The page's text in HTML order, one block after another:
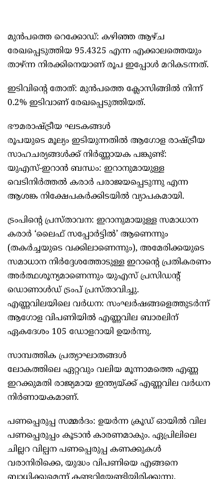
മുൻപത്തെ റെക്കോഡ്: കഴിഞ്ഞ ആഴ്ച
രേഖപ്പെടുത്തിയ 95.4325 എന്ന എക്കാലത്തെയും
താഴ്ന്ന നിരക്കിനെയാണ് രൂപ ഇപ്പോൾ മറികടന്നത്.
ഇടിവിന്റെ തോത്: മുൻപത്തെ ക്ലോസിങ്ങിൽ നിന്ന്
0.2% ഇടിവാണ് രേഖപ്പെടുത്തിയത്.
ഭൗമരാഷ്ട്രീയ ഘടകങ്ങൾ
രൂപയുടെ മൂല്യം ഇടിയുന്നതിൽ ആഗോള രാഷ്ട്രീയ
സാഹചര്യങ്ങൾക്ക് നിർണ്ണായക പങ്കുണ്ട്:
യുഎസ്-ഇറാൻ ബന്ധം: ഇറാനുമായുള്ള
വെടിനിർത്തൽ കരാർ പരാജയപ്പെടുന്നു എന്ന
ആശങ്ക നിക്ഷേപകർക്കിടയിൽ വ്യാപകമായി.
ട്രംപിന്റെ പ്രസ്താവന: ഇറാനുമായുള്ള സമാധാന
കരാർ ‘ലൈഫ് സപ്പോർട്ടിൽ’ ആണെന്നും
(തകർച്ചയുടെ വക്കിലാണെന്നും), അമേരിക്കയുടെ
സമാധാന നിർദ്ദേശത്തോടുള്ള ഇറാന്റെ പ്രതികരണം
അർത്ഥശൂന്യമാണെന്നും യുഎസ് പ്രസിഡന്റ്
ഡൊണാൾഡ് ട്രംപ് പ്രസ്താവിച്ചു.
എണ്ണവിലയിലെ വർധന: സംഘർഷങ്ങളെത്തുടർന്ന്
ആഗോള വിപണിയിൽ എണ്ണവില ബാരലിന്
ഏകദേശം 105 ഡോളറായി ഉയർന്നു.
സാമ്പത്തിക പ്രത്യാഘാതങ്ങൾ
ലോകത്തിലെ ഏറ്റവും വലിയ മൂന്നാമത്തെ എണ്ണ
ഇറക്കുമതി രാജ്യമായ ഇന്ത്യയ്ക്ക് എണ്ണവില വർധന
നിർണായകമാണ്.
പണപ്പെരുപ്പ സമ്മർദം: ഉയർന്ന ക്രൂഡ് ഓയിൽ വില
പണപ്പെരുപ്പം കൂടാൻ കാരണമാകും. ഏപ്രിലിലെ
ചില്ലറ വില്പന പണപ്പെരുപ്പ കണക്കുകൾ
വരാനിരിക്കെ, യുദ്ധം വിപണിയെ എങ്ങനെ